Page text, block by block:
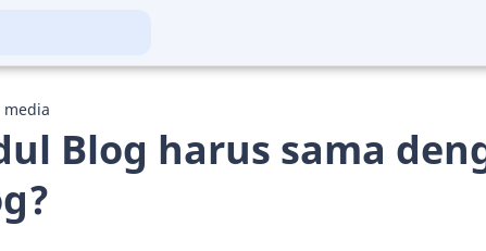
media
Blog harus sama